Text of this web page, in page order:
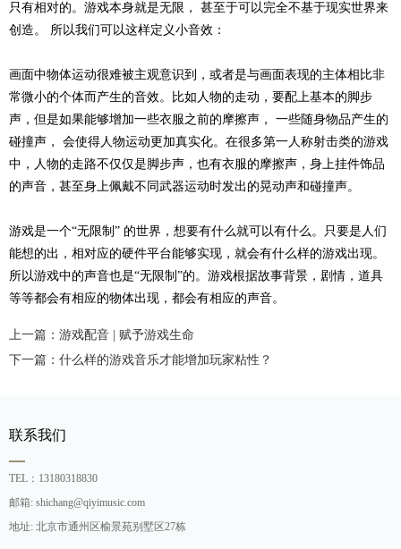
只有相对的。游戏本身就是无限，
甚至于可以完全不基于现实世界来
创造。
所以我们可以这样定义小音效：
画面中物体运动很难被主观意识到，或者是与画面表现的主体相比非
常微小的个体而产生的音效。比如人物的走动，要配上基本的脚步
声，但是如果能够增加一些衣服之前的摩擦声，
一些随身物品产生的
碰撞声，
会使得人物运动更加真实化。在很多第一人称射击类的游戏
中，人物的走路不仅仅是脚步声，也有衣服的摩擦声，身上挂件饰品
的声音，甚至身上佩戴不同武器运动时发出的晃动声和碰撞声。
游戏是一个“无限制” 的世界，想要有什么就可以有什么。只要是人们
能想的出，相对应的硬件平台能够实现，就会有什么样的游戏出现。
所以游戏中的声音也是“无限制”的。游戏根据故事背景，剧情，道具
等等都会有相应的物体出现，都会有相应的声音。
上一篇：游戏配音 | 赋予游戏生命
下一篇：什么样的游戏音乐才能增加玩家粘性？
联系我们
TEL：13180318830
邮箱: shichang@qiyimusic.com
地址: 北京市通州区榆景苑别墅区27栋